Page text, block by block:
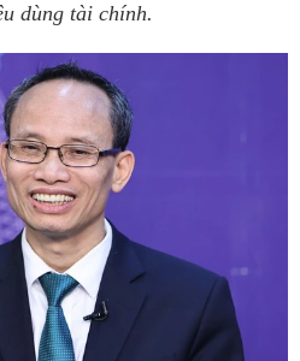
dùng tài chính.